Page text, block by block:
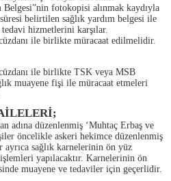
Belgesi”nin fotokopisi alınmak kaydıyla
belirtilen sağlık yardım belgesi ile
hizmetlerini karşılar.
ile birlikte müracaat edilmelidir.
ile birlikte TSK veya MSB
muayene fişi ile müracaat etmeleri
adına düzenlenmiş ‘Muhtaç Erbaş ve
öncelikle askeri hekimce düzenlenmiş
ayrıca sağlık karnelerinin ön yüz
yapılacaktır. Karnelerinin ön
muayene ve tedaviler için geçerlidir.